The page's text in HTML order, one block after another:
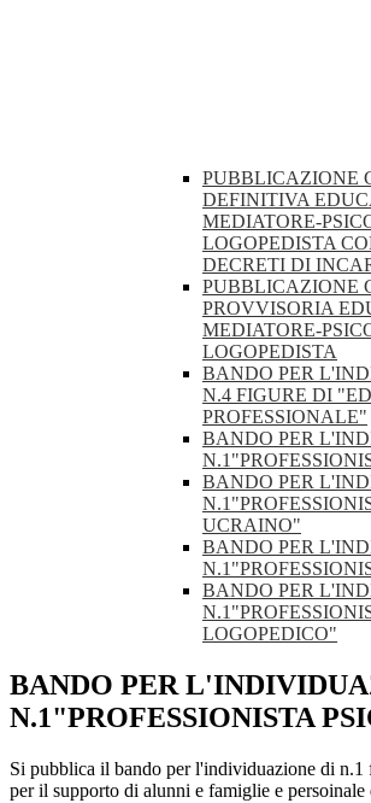
PUBBLICAZIONE
DEFINITIVA
MEDIATORE-
LOGOPEDISTA
DECRETI DI
PUBBLICAZIONE
PROVVISORIA
MEDIATORE-
LOGOPEDISTA
BANDO PER
N.4 FIGURE DI
PROFESSIONALE"
BANDO PER
BANDO PER
UCRAINO"
BANDO PER
BANDO PER
LOGOPEDICO"
BANDO PER
N.1"PROFESSIONISTA
Si pubblica il bando per l'individuazione di n.1
per il supporto di alunni e famiglie e persoinale